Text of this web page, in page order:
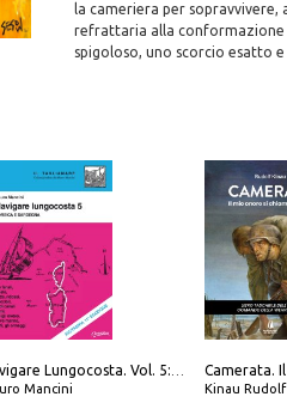
la cameriera per
refrattaria alla conformazione
spigoloso, uno scorcio esatto
Mancini
Kinau Rudolf